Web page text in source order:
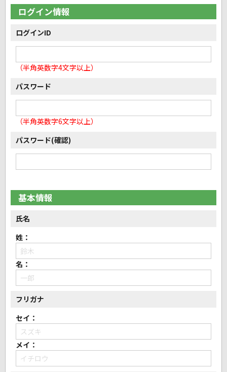
ログイン情報
ログインID
（半角英数字4文字以上）
パスワード
（半角英数字6文字以上）
パスワード(確認)
基本情報
氏名
姓：
名：
フリガナ
セイ：
メイ：